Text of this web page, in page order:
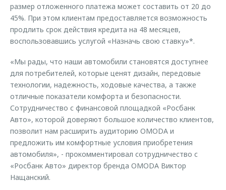
размер отложенного платежа может составить от 20 до
45%. При этом клиентам предоставляется возможность
продлить срок действия кредита на 48 месяцев,
воспользовавшись услугой «Назначь свою ставку»*.
«Мы рады, что наши автомобили становятся доступнее
для потребителей, которые ценят дизайн, передовые
технологии, надежность, ходовые качества, а также
отличные показатели комфорта и безопасности.
Сотрудничество с финансовой площадкой «Росбанк
Авто», которой доверяют большое количество клиентов,
позволит нам расширить аудиторию OMODA и
предложить им комфортные условия приобретения
автомобиля», - прокомментировал сотрудничество с
«Росбанк Авто» директор бренда OMODA Виктор
Нащанский.